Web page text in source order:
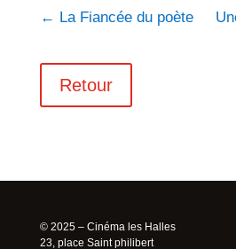
← La Fiancée du poète
Retour
© 2025 – Cinéma les Halles
23, place Saint philibert